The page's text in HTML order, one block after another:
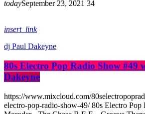
todaySeptember 23, 2021 34
insert_link
dj Paul Dakeyne
80s Electro Pop Radio Show #49
Dakeyne
https://www.mixcloud.com/
electro-pop-radio-show-49/ 80s Electro